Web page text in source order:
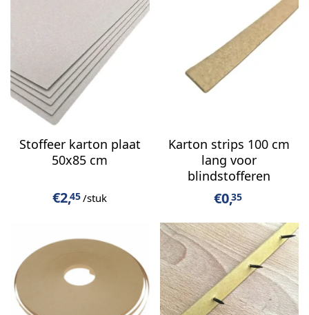
Stoffeer karton plaat
50x85 cm
€2,45/stuk
Karton strips 100 cm
lang voor
blindstofferen
€0,35